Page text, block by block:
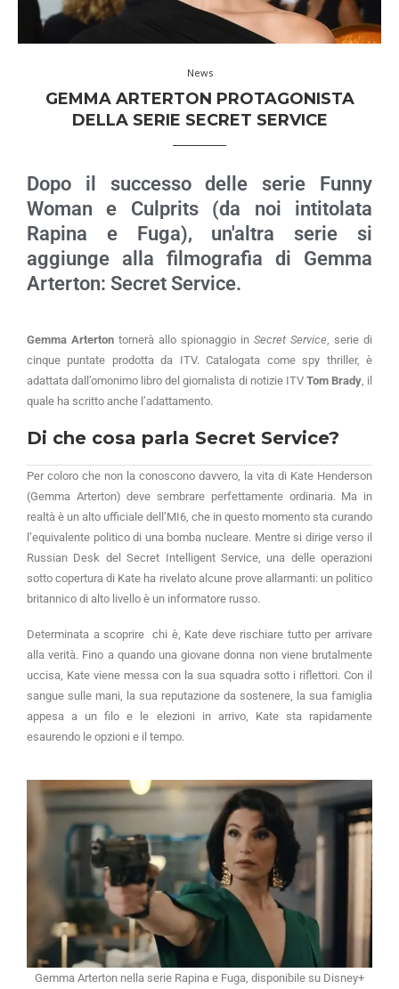
News
GEMMA ARTERTON PROTAGONISTA
DELLA SERIE SECRET SERVICE
Dopo il successo delle serie Funny
Woman e Culprits (da noi intitolata
Rapina e Fuga), un'altra serie si
aggiunge alla filmografia di Gemma
Arterton: Secret Service.
Gemma Arterton tornerà allo spionaggio in Secret Service , serie di
cinque puntate prodotta da ITV. Catalogata come spy thriller, è
adattata dall’omonimo libro del giornalista di notizie ITV Tom Brady, il
quale ha scritto anche l’adattamento.
Di che cosa parla Secret Service?
Per coloro che non la conoscono davvero, la vita di Kate Henderson
(Gemma Arterton) deve sembrare perfettamente ordinaria. Ma in
realtà è un alto ufficiale dell’MI6, che in questo momento sta curando
l’equivalente politico di una bomba nucleare. Mentre si dirige verso il
Russian Desk del Secret Intelligent Service, una delle operazioni
sotto copertura di Kate ha rivelato alcune prove allarmanti: un politico
britannico di alto livello è un informatore russo.
Determinata a scoprire chi è, Kate deve rischiare tutto per arrivare
alla verità. Fino a quando una giovane donna non viene brutalmente
uccisa, Kate viene messa con la sua squadra sotto i riflettori. Con il
sangue sulle mani, la sua reputazione da sostenere, la sua famiglia
appesa a un filo e le elezioni in arrivo, Kate sta rapidamente
esaurendo le opzioni e il tempo.
Gemma Arterton nella serie Rapina e Fuga, disponibile su Disney+